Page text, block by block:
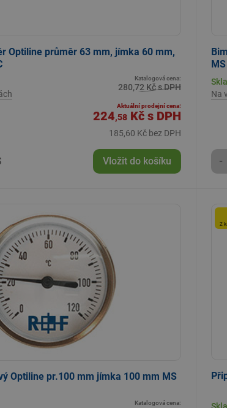
Optiline průměr 63 mm, jímka 60 mm,
Katalogová cena:
280,72 Kč s DPH
Aktuální prodejní cena:
224,58 Kč s DPH
185,60 Kč bez DPH
Vložit do košíku
Na
-
Optiline pr.100 mm jímka 100 mm MS
Katalogová cena:
Z